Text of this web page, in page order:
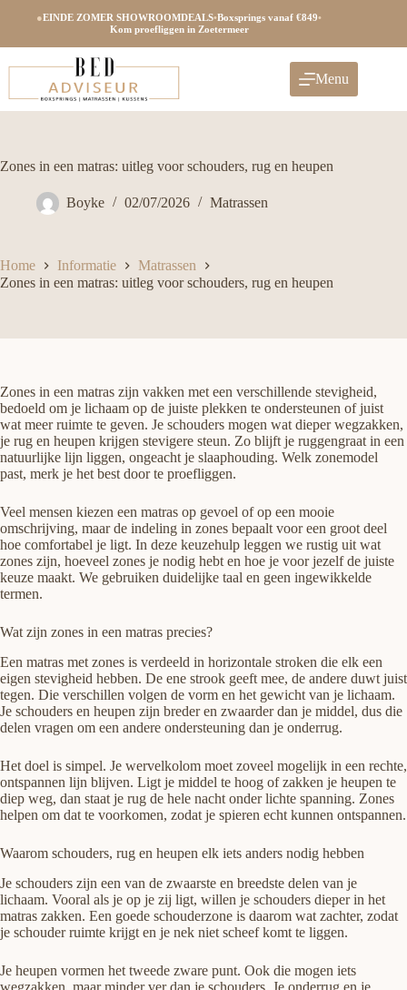
●EINDE ZOMER SHOWROOMDEALS•Boxsprings vanaf €849•
Kom proefliggen in Zoetermeer
Menu
Zones in een matras: uitleg voor schouders, rug en heupen
Boyke 02/07/2026 Matrassen
Home Informatie
Matrassen
Zones in een matras: uitleg voor schouders, rug en heupen
Zones in een matras zijn vakken met een verschillende stevigheid,
bedoeld om je lichaam op de juiste plekken te ondersteunen of juist
wat meer ruimte te geven. Je schouders mogen wat dieper wegzakken,
je rug en heupen krijgen stevigere steun. Zo blijft je ruggengraat in een
natuurlijke lijn liggen, ongeacht je slaaphouding. Welk zonemodel
past, merk je het best door te proefliggen.
Veel mensen kiezen een matras op gevoel of op een mooie
omschrijving, maar de indeling in zones bepaalt voor een groot deel
hoe comfortabel je ligt. In deze keuzehulp leggen we rustig uit wat
zones zijn, hoeveel zones je nodig hebt en hoe je voor jezelf de juiste
keuze maakt. We gebruiken duidelijke taal en geen ingewikkelde
termen.
Wat zijn zones in een matras precies?
Een matras met zones is verdeeld in horizontale stroken die elk een
eigen stevigheid hebben. De ene strook geeft mee, de andere duwt juist
tegen. Die verschillen volgen de vorm en het gewicht van je lichaam.
Je schouders en heupen zijn breder en zwaarder dan je middel, dus die
delen vragen om een andere ondersteuning dan je onderrug.
Het doel is simpel. Je wervelkolom moet zoveel mogelijk in een rechte,
ontspannen lijn blijven. Ligt je middel te hoog of zakken je heupen te
diep weg, dan staat je rug de hele nacht onder lichte spanning. Zones
helpen om dat te voorkomen, zodat je spieren echt kunnen ontspannen.
Waarom schouders, rug en heupen elk iets anders nodig hebben
Je schouders zijn een van de zwaarste en breedste delen van je
lichaam. Vooral als je op je zij ligt, willen je schouders dieper in het
matras zakken. Een goede schouderzone is daarom wat zachter, zodat
je schouder ruimte krijgt en je nek niet scheef komt te liggen.
Je heupen vormen het tweede zware punt. Ook die mogen iets
wegzakken, maar minder ver dan je schouders. Je onderrug en je